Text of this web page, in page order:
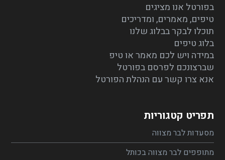
בפורטל אנו מציגים
טיפים, מאמרים, ומדריכים
תוכלו לבקר בבלוג שלנו
בלוג טיפים
במידה ויש לכם מאמר או טיפ
שברצונכם לפרסם בפורטל
אנא צרו קשר עם הנהלת הפורטל
תפריט קטגוריות
מסעדות לבר מצווה
מתופפים לבר מצווה בכותל